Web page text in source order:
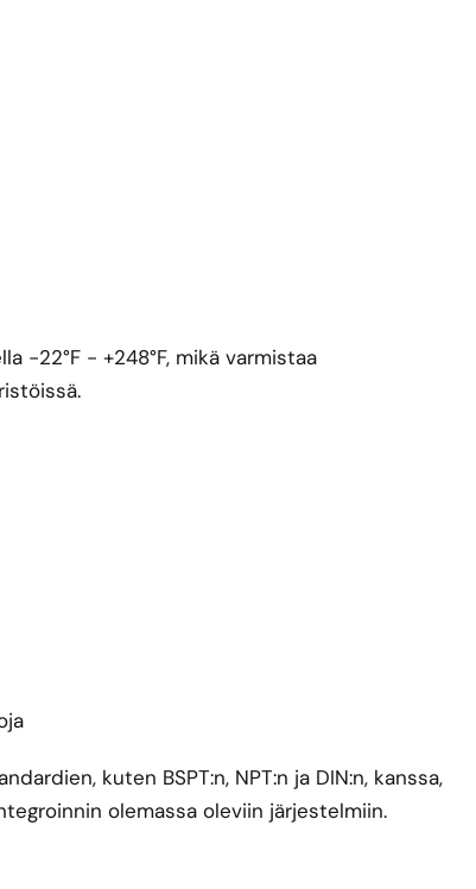
-22°F - +248°F, mikä varmistaa
kuten BSPT:n, NPT:n ja DIN:n, kanssa,
olemassa oleviin järjestelmiin.